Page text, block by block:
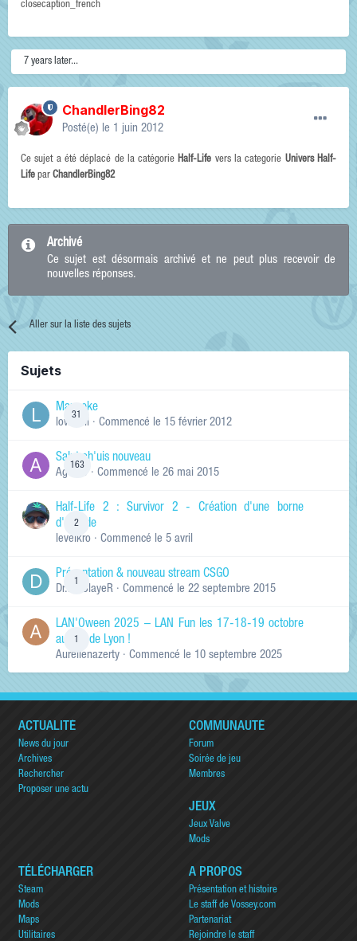
closecaption_french
7 years later...
ChandlerBing82
Posté(e) le 1 juin 2012
Ce sujet a été déplacé de la catégorieHalf-Life vers la categorie Univers Half-
Life par ChandlerBing82
Archivé
Ce sujet est désormais archivé et ne peut plus recevoir de
nouvelles réponses.
Aller sur la liste des sujets
Sujets
31
Manneke
lowskill · Commencé le 15 février 2012
163
Salut ch'uis nouveau
Ag0Nie · Commencé le 26 mai 2015
2
Half-Life 2 : Survivor 2 - Création d'une borne
d'arcade
levelkro · Commencé le 5 avril
Présentation & nouveau stream CSGO
Dr.KinSlayeR · Commencé le 22 septembre 2015
LAN'Oween 2025 – LAN Fun les 17-18-19 octobre
au sud de Lyon !
Aurelienazerty · Commencé le 10 septembre 2025
ACTUALITÉ
News du jour
Archives
Rechercher
Proposer une actu
COMMUNAUTÉ
Forum
Soirée de jeu
Membres
JEUX
Jeux Valve
Mods
TÉLÉCHARGER
Steam
Mods
Maps
Utilitaires
A PROPOS
Présentation et histoire
Le staff de Vossey.com
Partenariat
Rejoindre le staff